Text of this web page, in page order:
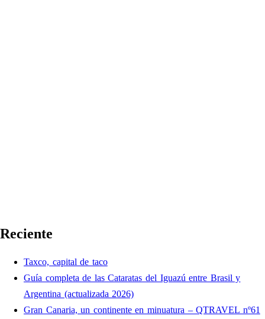
Reciente
Taxco, capital de taco
Guía completa de las Cataratas del Iguazú entre Brasil y
Argentina (actualizada 2026)
Gran Canaria, un continente en minuatura – QTRAVEL nº61